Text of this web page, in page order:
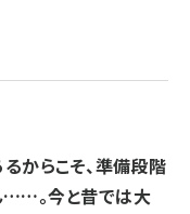
からこそ、準備段階
……。今と昔では大